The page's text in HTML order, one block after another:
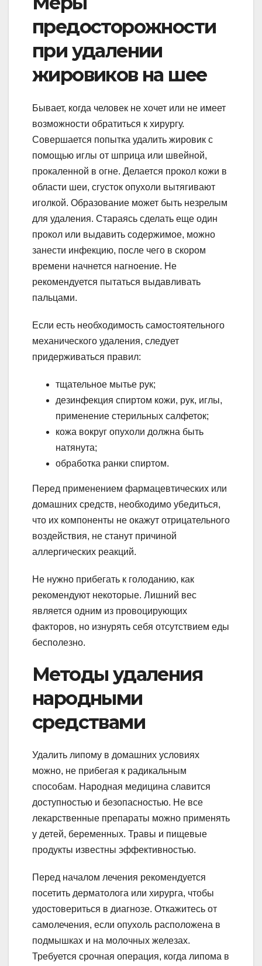
предосторожности
при удалении
жировиков на шее
Бывает, когда человек не хочет или не имеет
возможности обратиться к хирургу.
Совершается попытка удалить жировик с
помощью иглы от шприца или швейной,
прокаленной в огне. Делается прокол кожи в
области шеи, сгусток опухоли вытягивают
иголкой. Образование может быть незрелым
для удаления. Стараясь сделать еще один
прокол или выдавить содержимое, можно
занести инфекцию, после чего в скором
времени начнется нагноение. Не
рекомендуется пытаться выдавливать
пальцами.
Если есть необходимость самостоятельного
механического удаления, следует
придерживаться правил:
тщательное мытье рук;
дезинфекция спиртом кожи, рук, иглы,
применение стерильных салфеток;
кожа вокруг опухоли должна быть
натянута;
обработка ранки спиртом.
Перед применением фармацевтических или
домашних средств, необходимо убедиться,
что их компоненты не окажут отрицательного
воздействия, не станут причиной
аллергических реакций.
Не нужно прибегать к голоданию, как
рекомендуют некоторые. Лишний вес
является одним из провоцирующих
факторов, но изнурять себя отсутствием еды
бесполезно.
Методы удаления
народными
средствами
Удалить липому в домашних условиях
можно, не прибегая к радикальным
способам. Народная медицина славится
доступностью и безопасностью. Не все
лекарственные препараты можно применять
у детей, беременных. Травы и пищевые
продукты известны эффективностью.
Перед началом лечения рекомендуется
посетить дерматолога или хирурга, чтобы
удостовериться в диагнозе. Откажитесь от
самолечения, если опухоль расположена в
подмышках и на молочных железах.
Требуется срочная операция, когда липома в